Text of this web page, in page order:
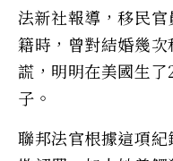
法新社報導，移民
籍時，曾對結婚幾
謊，明明在美國生
子。
聯邦法官根據這項